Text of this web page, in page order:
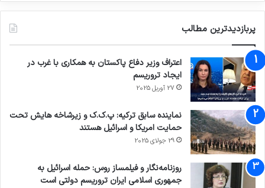
پربازدیدترین مطالب
اعتراف وزیر دفاع پاکستان به همکاری با غرب در
ایجاد تروریسم
27 آوریل 2025
نماینده سابق ترکیه: پ.ک.ک و زیرشاخه هایش تحت
حمایت امریکا و اسرائیل هستند
29 جولای 2025
روزنامه‌نگار و فیلمساز روس: حمله اسرائیل به
جمهوری اسلامی ایران تروریسم دولتی است